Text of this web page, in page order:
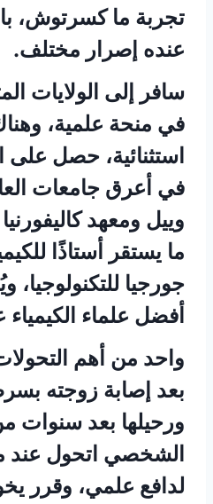
تجربة ما كسرتوش،
عنده إصرار مختلف.
في منحة علمية،
استثنائية، حصل على
في أعرق جامعات
وييل ومعهد
ما يستقر أستاذًا
جورجيا
أفضل علماء الكيمياء
واحد من أهم
بعد إصابة زوجته
ورحيلها بعد سنوات من
الشخصي اتحول
لدافع علمي، وقرر